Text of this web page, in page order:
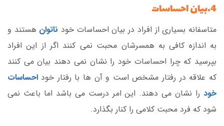
4.بیان احساسات
متاسفانه بسیاری از افراد در بیان احساسات خود ناتوان هستند و
به اندازه کافی به همسرشان محبت نمی کنند اگر از این افراد
بپرسید که چرا احساسات خود را نشان نمی دهند بیان می کنند
که علاقه در رفتار مشخص است و آن ها با رفتار خود احساسات
خود را نشان می دهند. این امر درست می باشد اما باعث نمی
شود که فرد محبت کلامی را کنار بگذارد.